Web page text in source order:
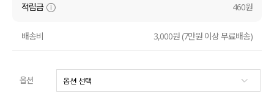
원피스
니트
적립금 460원
배송비 3,000원 (7만원 이상 무료배송)
옵션